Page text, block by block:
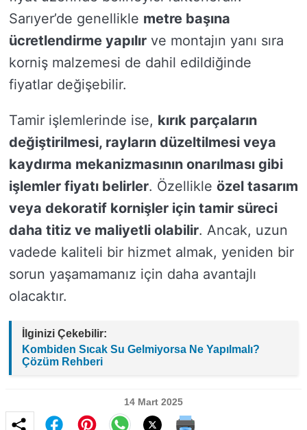
Sarıyer’de genellikle metre başına
ücretlendirme yapılır ve montajın yanı sıra
korniş malzemesi de dahil edildiğinde
fiyatlar değişebilir.
Tamir işlemlerinde ise, kırık parçaların
değiştirilmesi, rayların düzeltilmesi veya
kaydırma mekanizmasının onarılması gibi
işlemler fiyatı belirler. Özellikle özel tasarım
veya dekoratif kornişler için tamir süreci
daha titiz ve maliyetli olabilir. Ancak, uzun
vadede kaliteli bir hizmet almak, yeniden bir
sorun yaşamamanız için daha avantajlı
olacaktır.
İlginizi Çekebilir:
Kombiden Sıcak Su Gelmiyorsa Ne Yapılmalı?
Çözüm Rehberi
14 Mart 2025